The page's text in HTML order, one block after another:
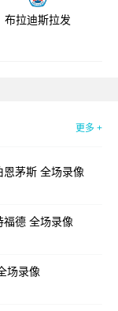
布拉迪斯拉发
更多 +
茅斯 全场录像
德 全场录像
场录像